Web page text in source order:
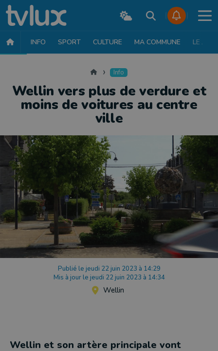
INFO SPORT CULTURE MA COMMUNE LE JT
Accueil Info
Wellin vers plus de verdure et
moins de voitures au centre
ville
Publié le jeudi 22 juin 2023 à 14:29
Mis à jour le jeudi 22 juin 2023 à 14:34
Wellin
Wellin et son artère principale vont